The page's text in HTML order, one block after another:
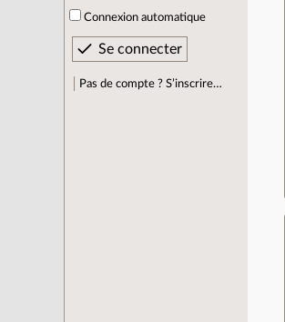
Connexion automatique
Pas de compte ? S’inscrire…